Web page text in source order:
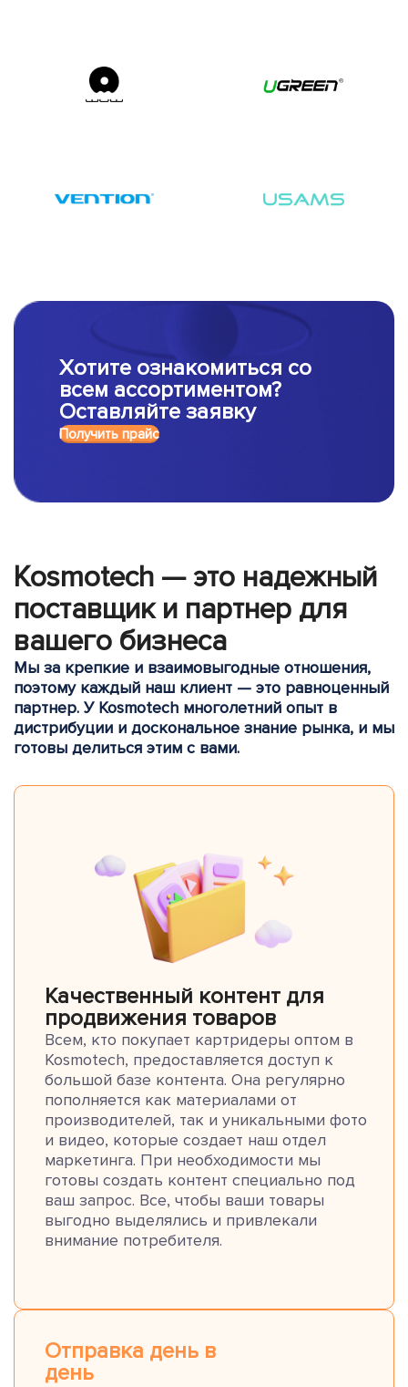
Хотите ознакомиться со
всем ассортиментом?
Оставляйте заявку
Получить прайс
Kosmotech — это надежный
поставщик и партнер для
вашего бизнеса
Мы за крепкие и взаимовыгодные отношения,
поэтому каждый наш клиент — это равноценный
партнер. У Kosmotech многолетний опыт в
дистрибуции и доскональное знание рынка, и мы
готовы делиться этим с вами.
Качественный контент для
продвижения товаров
Всем, кто покупает картридеры оптом в
Kosmotech, предоставляется доступ к
большой базе контента. Она регулярно
пополняется как материалами от
производителей, так и уникальными фото
и видео, которые создает наш отдел
маркетинга. При необходимости мы
готовы создать контент специально под
ваш запрос. Все, чтобы ваши товары
выгодно выделялись и привлекали
внимание потребителя.
Отправка день в
день